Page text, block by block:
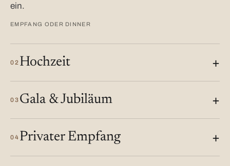
ein.
EMPFANG ODER DINNER
02 Hochzeit
03 Gala & Jubiläum
04 Privater Empfang